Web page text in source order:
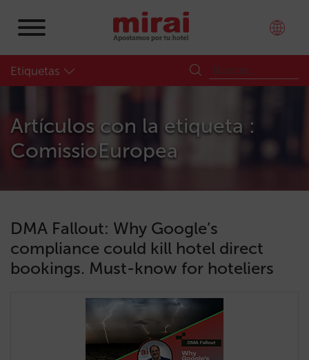
Etiquetas
Artículos con la etiqueta :
ComissioEuropea
DMA Fallout: Why Google’s
compliance could kill hotel direct
bookings. Must-know for hoteliers